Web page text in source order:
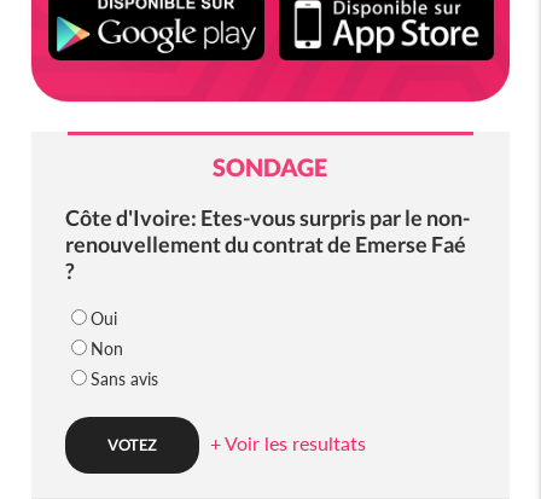
SONDAGE
Côte d'Ivoire: Etes-vous surpris par le non-
renouvellement du contrat de Emerse Faé
?
Oui
Non
Sans avis
+ Voir les resultats